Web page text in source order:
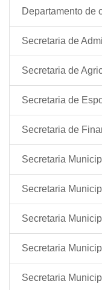
Departamento de
Secretaria de
Secretaria de
Secretaria de
Secretaria de
Secretaria
Secretaria
Secretaria
Secretaria
Secretaria